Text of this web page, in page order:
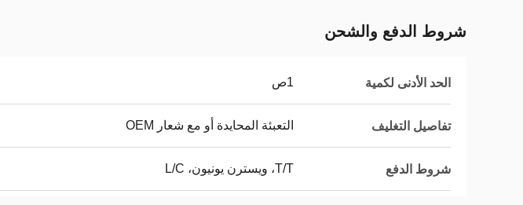
شروط الدفع والشحن
الحد الأدنى لكمية 1ص
تفاصيل التغليف التعبئة المحايدة أو مع شعار OEM
شروط الدفع T/T، ويسترن يونيون، L/C